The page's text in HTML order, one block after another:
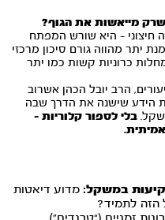
מייאשות את הגוף?
חיצוני – היא שורש המפתח
יתר מהווה גורם סיכון מרכזי
כרוניות קשות כמו יתר
דיגיטלי ממוקד ומרתק בן 2 שיעורים, הרב יובל הכהן אשרוב
הידע שישנה את הדרך שבה
בלי לספור קלוריות –
במשקל: מדוע דיאטות
הזה לתמיד?